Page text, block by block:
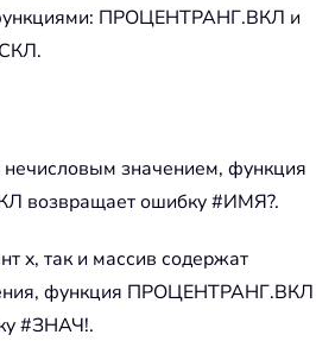
ПРОЦЕНТРАНГ.ВКЛ и
нечисловым значением, функция
возвращает ошибку #ИМЯ?.
x, так и массив содержат
функция ПРОЦЕНТРАНГ.ВКЛ
#ЗНАЧ!.